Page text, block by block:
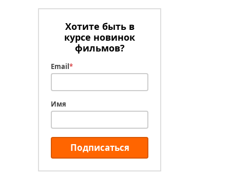
Хотите быть в
курсе новинок
фильмов?
Email*
Имя
Подписаться